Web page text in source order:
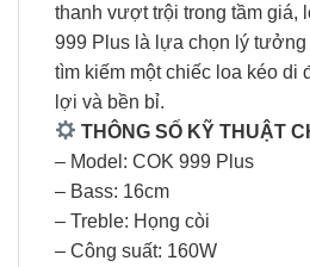
thanh vượt trội trong tầm giá,
999 Plus là lựa chọn lý
tìm kiếm một chiếc loa kéo di
lợi và bền bỉ.
THÔNG SỐ KỸ THUẬT
– Model: COK 999 Plus
– Bass: 16cm
– Treble: Họng còi
– Công suất: 160W